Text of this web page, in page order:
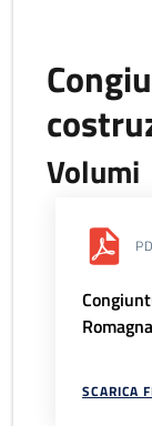
Volumi
SCARICA